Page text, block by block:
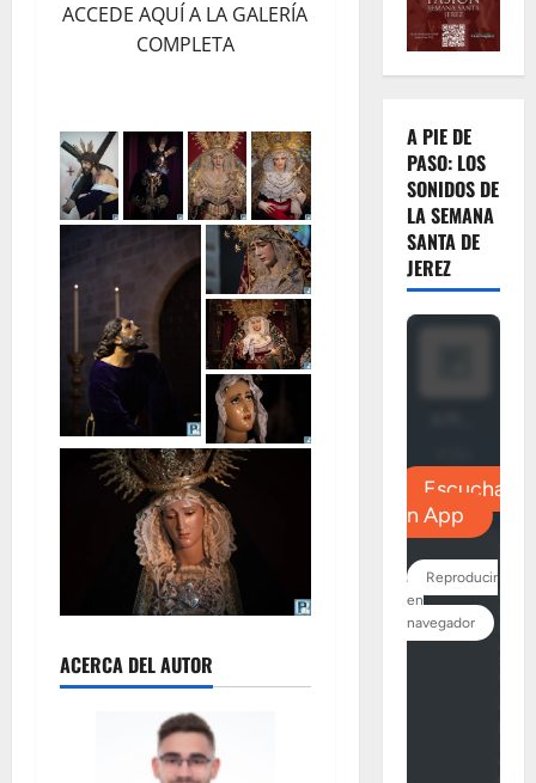
ACCEDE AQUÍ A LA GALERÍA
COMPLETA
ACERCA DEL AUTOR
A PIE DE
PASO: LOS
SONIDOS DE
LA SEMANA
SANTA DE
JEREZ